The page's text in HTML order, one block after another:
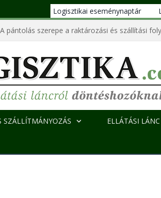
Logisztikai eseménynaptár
A pántolás szerepe a raktározási és szállítási
SZÁLLÍTMÁNYOZÁS ELLÁTÁSI LÁNC